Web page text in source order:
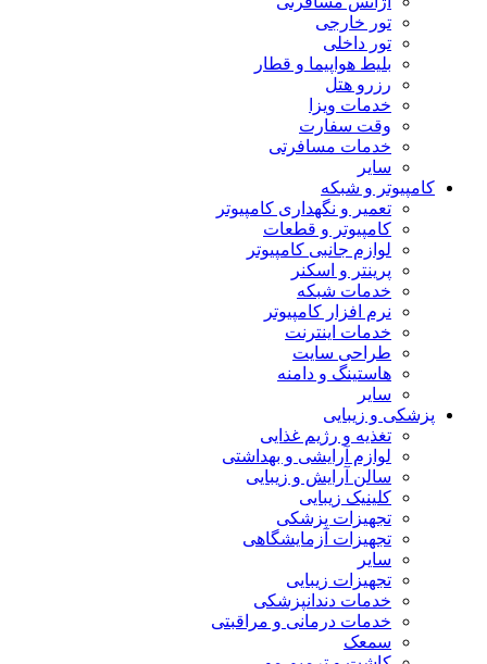
تور خارجی
تور داخلی
بلیط هواپیما و قطار
رزرو هتل
خدمات ویزا
وقت سفارت
خدمات مسافرتی
سایر
کامپیوتر و شبکه
تعمیر و نگهداری کامپیوتر
کامپیوتر و قطعات
لوازم جانبی کامپیوتر
پرینتر و اسکنر
خدمات شبکه
نرم افزار کامپیوتر
خدمات اینترنت
طراحی سایت
هاستینگ و دامنه
سایر
پزشکی و زیبایی
تغذیه و رژیم غذایی
لوازم آرایشی و بهداشتی
سالن آرایش و زیبایی
کلینیک زیبایی
تجهیزات پزشکی
تجهیزات آزمایشگاهی
سایر
تجهیزات زیبایی
خدمات دندانپزشکی
خدمات درمانی و مراقبتی
سمعک